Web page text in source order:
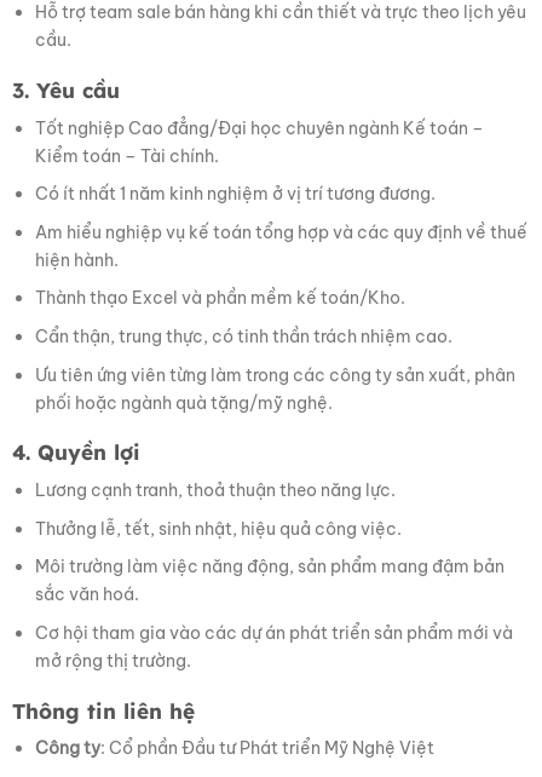
Hỗ trợ team sale bán hàng khi cần thiết và trực theo lịch yêu
cầu.
3. Yêu cầu
Tốt nghiệp Cao đẳng/Đại học chuyên ngành Kế toán –
Kiểm toán – Tài chính.
Có ít nhất 1 năm kinh nghiệm ở vị trí tương đương.
Am hiểu nghiệp vụ kế toán tổng hợp và các quy định về thuế
hiện hành.
Thành thạo Excel và phần mềm kế toán/Kho.
Cẩn thận, trung thực, có tinh thần trách nhiệm cao.
Ưu tiên ứng viên từng làm trong các công ty sản xuất, phân
phối hoặc ngành quà tặng/mỹ nghệ.
4. Quyền lợi
Lương cạnh tranh, thoả thuận theo năng lực.
Thưởng lễ, tết, sinh nhật, hiệu quả công việc.
Môi trường làm việc năng động, sản phẩm mang đậm bản
sắc văn hoá.
Cơ hội tham gia vào các dự án phát triển sản phẩm mới và
mở rộng thị trường.
Thông tin liên hệ
Công ty: Cổ phần Đầu tư Phát triển Mỹ Nghệ Việt